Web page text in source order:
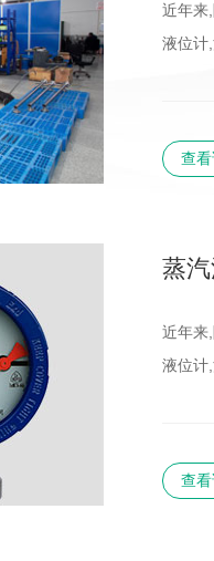
近年来
液位计
查
蒸
近年来
液位计
查